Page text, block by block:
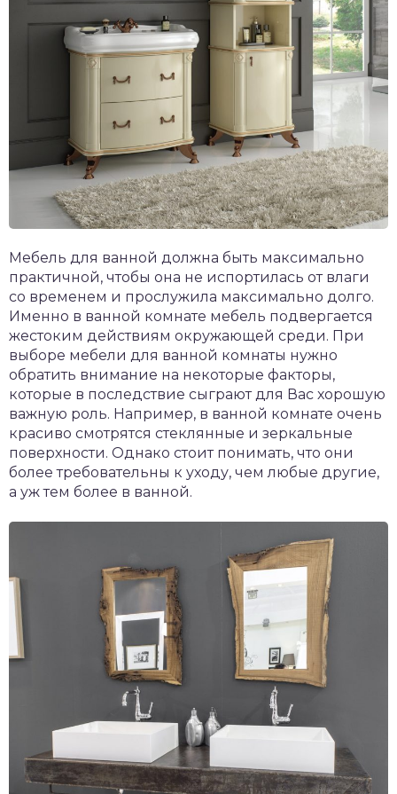
Мебель для ванной должна быть максимально
практичной, чтобы она не испортилась от влаги
со временем и прослужила максимально долго.
Именно в ванной комнате мебель подвергается
жестоким действиям окружающей среди. При
выборе мебели для ванной комнаты нужно
обратить внимание на некоторые факторы,
которые в последствие сыграют для Вас хорошую
важную роль. Например, в ванной комнате очень
красиво смотрятся стеклянные и зеркальные
поверхности. Однако стоит понимать, что они
более требовательны к уходу, чем любые другие,
а уж тем более в ванной.